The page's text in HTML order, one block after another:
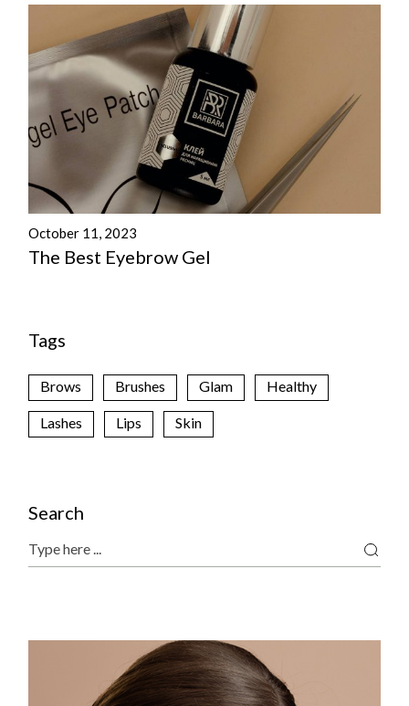
October 11, 2023
The Best Eyebrow Gel
Tags
Brows Brushes Glam Healthy
Lashes Lips Skin
Search